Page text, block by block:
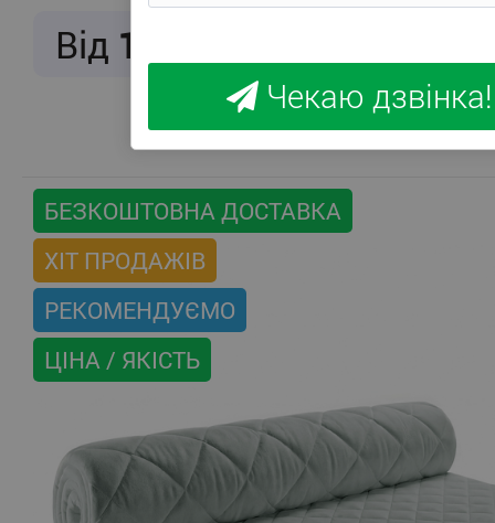
Від 166
БЕЗКОШТОВНА ДОСТАВКА
ХІТ ПРОДАЖІВ
РЕКОМЕНДУЄМО
ЦІНА / ЯКІСТЬ
Чекаю дзвінка!